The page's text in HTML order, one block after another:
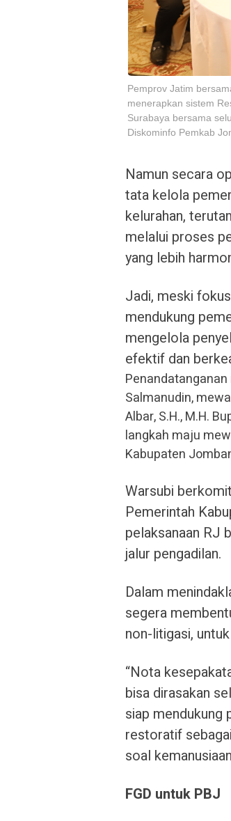
Pemprov Jatim
menerapkan sistem
Surabaya bersama
Diskominfo Pemkab
Namun secara
tata kelola
kelurahan,
melalui proses
yang lebih
Jadi, meski
mendukung
mengelola
efektif dan
Salmanudin,
Albar, S.H., M.H.
langkah maju
Kabupaten
Warsubi
Pemerintah
pelaksanaan RJ
jalur pengadilan.
Dalam
segera
non-litigasi,
“Nota
bisa dirasakan
siap mendukung
restoratif
soal
FGD untuk PBJ